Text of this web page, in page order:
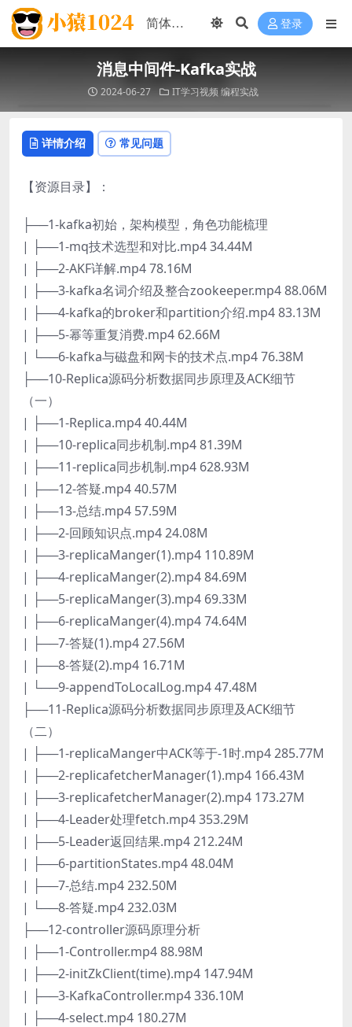
登录
消息中间件-Kafka实战
2024-06-27 IT学习视频 编程实战
详情介绍 常见问题
【资源目录】：
├──1-kafka初始，架构模型，角色功能梳理
| ├──1-mq技术选型和对比.mp4 34.44M
| ├──2-AKF详解.mp4 78.16M
| ├──3-kafka名词介绍及整合zookeeper.mp4 88.06M
| ├──4-kafka的broker和partition介绍.mp4 83.13M
| ├──5-幂等重复消费.mp4 62.66M
| └──6-kafka与磁盘和网卡的技术点.mp4 76.38M
├──10-Replica源码分析数据同步原理及ACK细节
（一）
| ├──1-Replica.mp4 40.44M
| ├──10-replica同步机制.mp4 81.39M
| ├──11-replica同步机制.mp4 628.93M
| ├──12-答疑.mp4 40.57M
| ├──13-总结.mp4 57.59M
| ├──2-回顾知识点.mp4 24.08M
| ├──3-replicaManger(1).mp4 110.89M
| ├──4-replicaManger(2).mp4 84.69M
| ├──5-replicaManger(3).mp4 69.33M
| ├──6-replicaManger(4).mp4 74.64M
| ├──7-答疑(1).mp4 27.56M
| ├──8-答疑(2).mp4 16.71M
| └──9-appendToLocalLog.mp4 47.48M
├──11-Replica源码分析数据同步原理及ACK细节
（二）
| ├──1-replicaManger中ACK等于-1时.mp4 285.77M
| ├──2-replicafetcherManager(1).mp4 166.43M
| ├──3-replicafetcherManager(2).mp4 173.27M
| ├──4-Leader处理fetch.mp4 353.29M
| ├──5-Leader返回结果.mp4 212.24M
| ├──6-partitionStates.mp4 48.04M
| ├──7-总结.mp4 232.50M
| └──8-答疑.mp4 232.03M
├──12-controller源码原理分析
| ├──1-Controller.mp4 88.98M
| ├──2-initZkClient(time).mp4 147.94M
| ├──3-KafkaController.mp4 336.10M
| ├──4-select.mp4 180.27M